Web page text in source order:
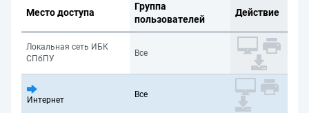
Место доступа
Группа
пользователей
Действие
Локальная сеть ИБК
СПбПУ
Все
Интернет
Все